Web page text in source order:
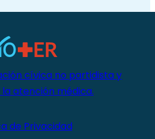
cívica no partidista y
atención médica.
de Privacidad